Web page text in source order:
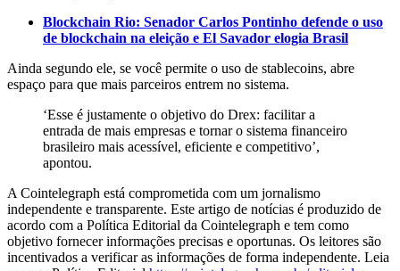
Blockchain Rio: Senador Carlos Pontinho defende o uso
de blockchain na eleição e El Savador elogia Brasil
Ainda segundo ele, se você permite o uso de stablecoins, abre
espaço para que mais parceiros entrem no sistema.
‘Esse é justamente o objetivo do Drex: facilitar a
entrada de mais empresas e tornar o sistema financeiro
brasileiro mais acessível, eficiente e competitivo’,
apontou.
A Cointelegraph está comprometida com um jornalismo
independente e transparente. Este artigo de notícias é produzido de
acordo com a Política Editorial da Cointelegraph e tem como
objetivo fornecer informações precisas e oportunas. Os leitores são
incentivados a verificar as informações de forma independente. Leia